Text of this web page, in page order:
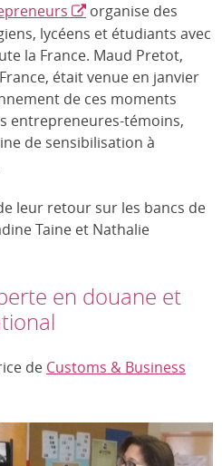
organise des
lycéens et étudiants avec
la France. Maud Pretot,
était venue en janvier
de ces moments
entrepreneures-témoins,
de sensibilisation à
leur retour sur les bancs de
Taine et Nathalie
en douane et
de Customs & Business